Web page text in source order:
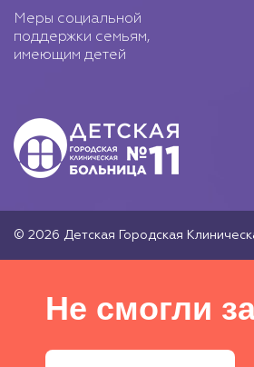
Меры социальной
поддержки семьям,
имеющим детей
© 2026 Детская Городская
Не смогли